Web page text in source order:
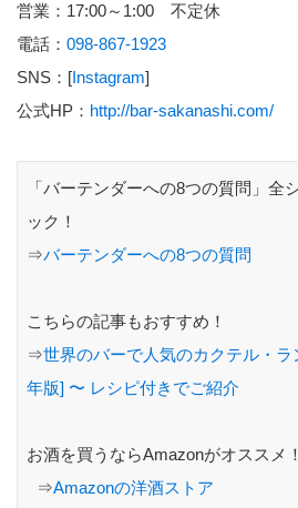
営業：17:00～1:00 不定休
電話： 098-867-1923
SNS：[Instagram]
公式HP： http://bar-sakanashi.com/
「バーテンダーへの8つの質問」全
ック！
⇒バーテンダーへの8つの質問
こちらの記事もおすすめ！
⇒世界のバーで人気のカクテル・ラ
年版] 〜 レシピ付きでご紹介
お酒を買うならAmazonがオススメ！
⇒Amazonの洋酒ストア